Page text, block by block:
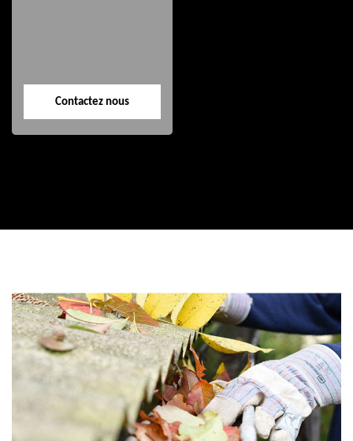
Contactez nous